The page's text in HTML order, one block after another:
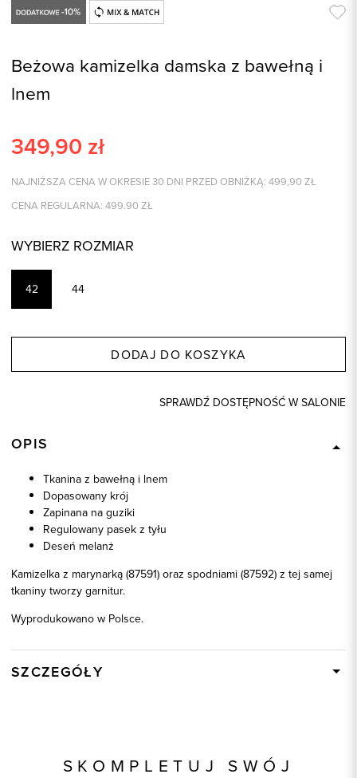
Beżowa kamizelka damska z bawełną i
lnem
349,90 zł
NAJNIŻSZA CENA W OKRESIE 30 DNI PRZED OBNIŻKĄ: 499,90 ZŁ
CENA REGULARNA: 499.90 ZŁ
WYBIERZ ROZMIAR
42 44
DODAJ DO KOSZYKA
SPRAWDŹ DOSTĘPNOŚĆ W SALONIE
OPIS
Tkanina z bawełną i lnem
Dopasowany krój
Zapinana na guziki
Regulowany pasek z tyłu
Deseń melanż
Kamizelka z marynarką (87591) oraz spodniami (87592) z tej samej
tkaniny tworzy garnitur.
Wyprodukowano w Polsce.
SZCZEGÓŁY
21% Wiskoza, 10% Len, 2%
SKOMPLETUJ SWÓJ